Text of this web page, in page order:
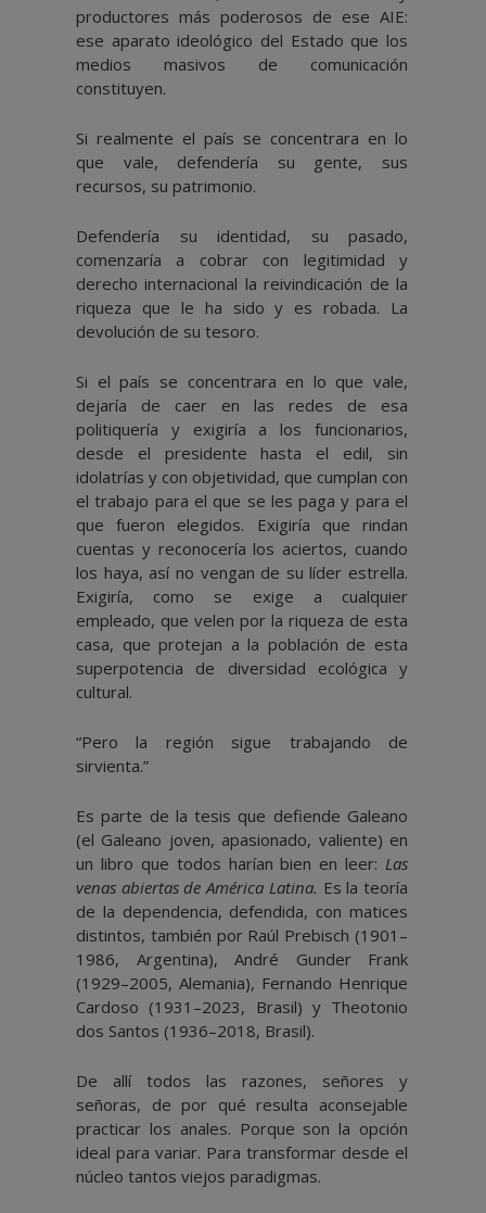
productores más poderosos de ese AIE:
ese aparato ideológico del Estado que los
medios masivos de comunicación
constituyen.
Si realmente el país se concentrara en lo
que vale, defendería su gente, sus
recursos, su patrimonio.
Defendería su identidad, su pasado,
comenzaría a cobrar con legitimidad y
derecho internacional la reivindicación de la
riqueza que le ha sido y es robada. La
devolución de su tesoro.
Si el país se concentrara en lo que vale,
dejaría de caer en las redes de esa
politiquería y exigiría a los funcionarios,
desde el presidente hasta el edil, sin
idolatrías y con objetividad, que cumplan con
el trabajo para el que se les paga y para el
que fueron elegidos. Exigiría que rindan
cuentas y reconocería los aciertos, cuando
los haya, así no vengan de su líder estrella.
Exigiría, como se exige a cualquier
empleado, que velen por la riqueza de esta
casa, que protejan a la población de esta
superpotencia de diversidad ecológica y
cultural.
“Pero la región sigue trabajando de
sirvienta.”
Es parte de la tesis que defiende Galeano
(el Galeano joven, apasionado, valiente) en
un libro que todos harían bien en leer: Las
venas abiertas de América Latina. Es la teoría
de la dependencia, defendida, con matices
distintos, también por Raúl Prebisch (1901–
1986, Argentina), André Gunder Frank
(1929–2005, Alemania), Fernando Henrique
Cardoso (1931–2023, Brasil) y Theotonio
dos Santos (1936–2018, Brasil).
De allí todos las razones, señores y
señoras, de por qué resulta aconsejable
practicar los anales. Porque son la opción
ideal para variar. Para transformar desde el
núcleo tantos viejos paradigmas.